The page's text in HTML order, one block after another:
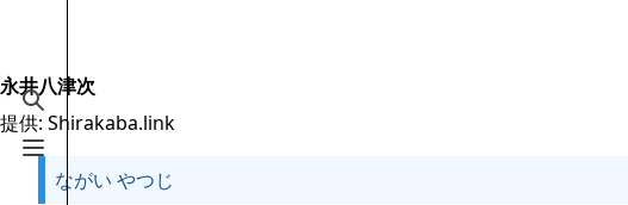
検索を切り替える
メニューを切り替える
Shirakaba.link
メインページ
永井八津次
提供: Shirakaba.link
ながい やつじ